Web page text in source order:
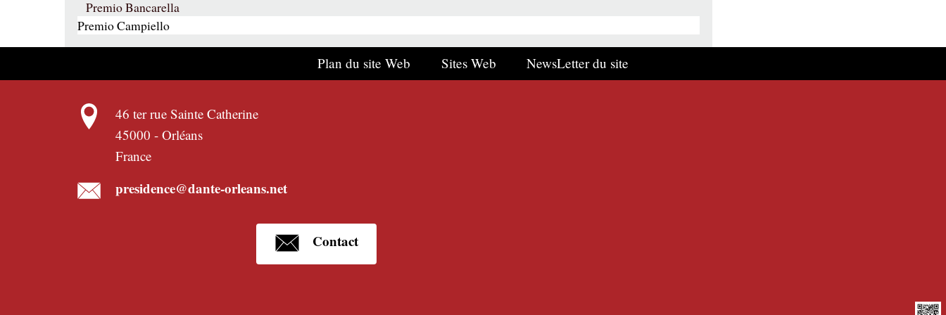
Premio Bancarella
Premio Campiello
Plan du site Web Sites Web NewsLetter du site
46 ter rue Sainte Catherine
45000-Orléans
France
presidence@dante-orleans.net
Contact